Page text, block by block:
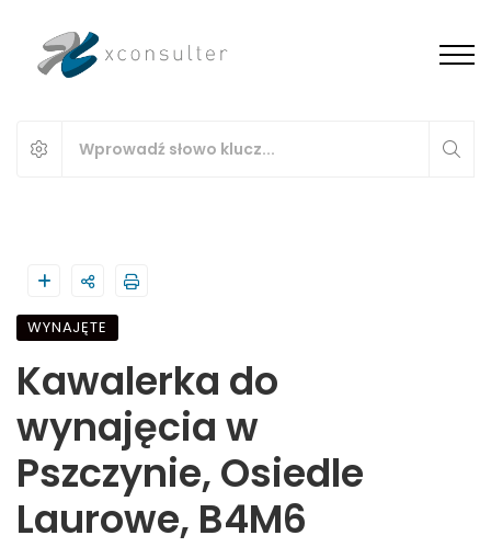
WYNAJĘTE
Kawalerka do
wynajęcia w
Pszczynie, Osiedle
Laurowe, B4M6